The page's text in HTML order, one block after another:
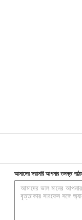
আমাদের সরাসরি আপনার তদন্ত